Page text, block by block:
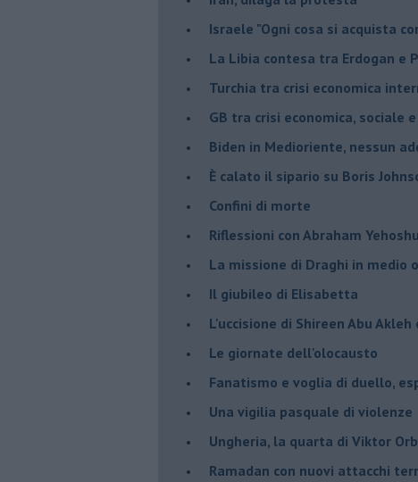
Israele "Ogni cosa si acquista
La Libia contesa tra Erdogan e
Turchia tra crisi economica
GB tra crisi economica, sociale
Biden in Medioriente, nessun
È calato il sipario su Boris
Confini di morte
Riflessioni con Abraham
La missione di Draghi in medio
Il giubileo di Elisabetta
L'uccisione di Shireen Abu
Le giornate dell'olocausto
Fanatismo e voglia di duello,
Una vigilia pasquale di violenze
Ungheria, la quarta di Viktor
Ramadan con nuovi attacchi